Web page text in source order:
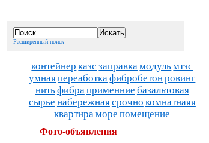
Расширенный поиск
контейнер казс заправкамодульмтзс
умнаяпереаботкафибробетонровинг
нитьфибраприменние базальтовая
сырье набережнаясрочно комнатнаяя
квартираморе помещение
Фото-объявления